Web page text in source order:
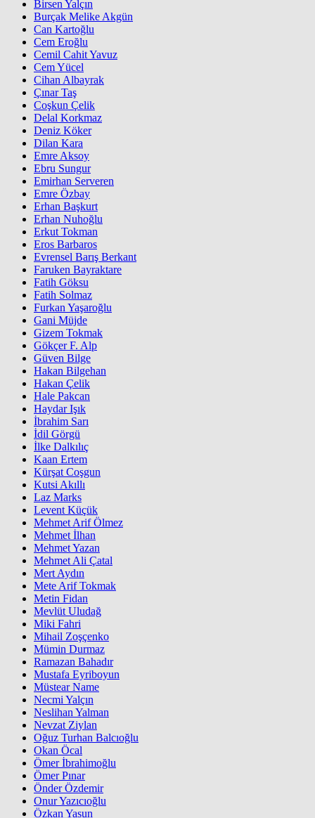
Birsen Yalçın
Burçak Melike Akgün
Can Kartoğlu
Cem Eroğlu
Cemil Cahit Yavuz
Cem Yücel
Cihan Albayrak
Çınar Taş
Coşkun Çelik
Delal Korkmaz
Deniz Köker
Dilan Kara
Emre Aksoy
Ebru Sungur
Emirhan Serveren
Emre Özbay
Erhan Başkurt
Erhan Nuhoğlu
Erkut Tokman
Eros Barbaros
Evrensel Barış Berkant
Faruken Bayraktare
Fatih Göksu
Fatih Solmaz
Furkan Yaşaroğlu
Gani Müjde
Gizem Tokmak
Gökçer F. Alp
Güven Bilge
Hakan Bilgehan
Hakan Çelik
Hale Pakcan
Haydar Işık
İbrahim Sarı
İdil Görgü
İlke Dalkılıç
Kaan Ertem
Kürşat Coşgun
Kutsi Akıllı
Laz Marks
Levent Küçük
Mehmet Arif Ölmez
Mehmet İlhan
Mehmet Yazan
Mehmet Ali Çatal
Mert Aydın
Mete Arif Tokmak
Metin Fidan
Mevlüt Uludağ
Miki Fahri
Mihail Zoşçenko
Mümin Durmaz
Ramazan Bahadır
Mustafa Eyriboyun
Müstear Name
Necmi Yalçın
Neslihan Yalman
Nevzat Ziylan
Oğuz Turhan Balcıoğlu
Okan Öcal
Ömer İbrahimoğlu
Ömer Pınar
Önder Özdemir
Onur Yazıcıoğlu
Özkan Yasun